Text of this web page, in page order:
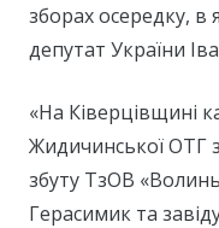
зборах осередку, в
депутат України
«На Ківерцівщині
Жидичинської ОТГ
збуту ТзОВ
Герасимик та